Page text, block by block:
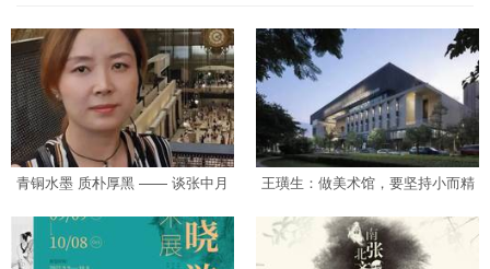
青铜水墨 质朴厚黑 —— 谈张中月
王璜生：做美术馆，要坚持小而精